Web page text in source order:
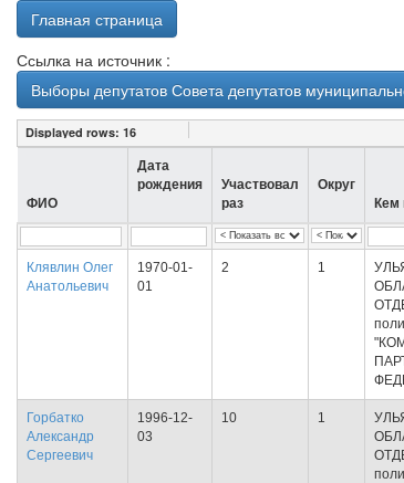
Главная страница
Ссылка на источник :
Выборы депутатов Совета депутатов
Displayed rows: 16
ФИО
Дата
рождения
Участвовал
раз
Округ
Кем
Клявлин Олег
Анатольевич
1970-01-
01
2 1
Горбатко
Александр
Сергеевич
1996-12-
03
10 1